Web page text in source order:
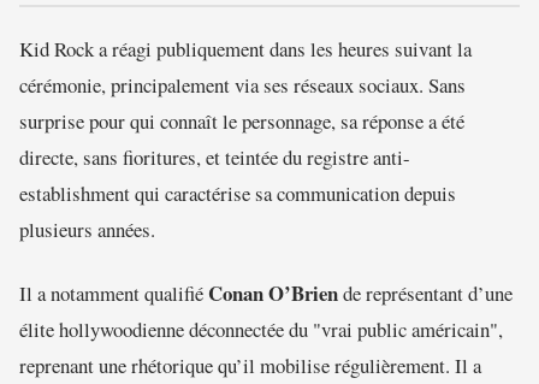
Kid Rock a réagi publiquement dans les heures suivant la
cérémonie, principalement via ses réseaux sociaux. Sans
surprise pour qui connaît le personnage, sa réponse a été
directe, sans fioritures, et teintée du registre anti-
establishment qui caractérise sa communication depuis
plusieurs années.
Il a notamment qualifié Conan O’Briende représentant d’une
élite hollywoodienne déconnectée du "vrai public américain",
reprenant une rhétorique qu’il mobilise régulièrement. Il a